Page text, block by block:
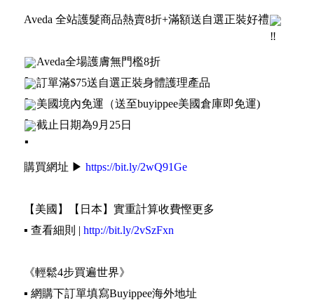
Aveda 全站護髮商品熱賣8折+滿額送自選正裝好禮
Aveda全場護膚無門檻8折
訂單滿$75送自選正裝身體護理產品
美國境內免運（送至buyippee美國倉庫即免運)
截止日期為9月25日
購買網址 ▶ https://bit.ly/2wQ91Ge
【美國】【日本】實重計算收費慳更多
▪️ 查看細則 | http://bit.ly/2vSzFxn
《輕鬆4步買遍世界》
▪️ 網購下訂單填寫Buyippee海外地址